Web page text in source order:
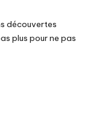
découvertes
plus pour ne pas